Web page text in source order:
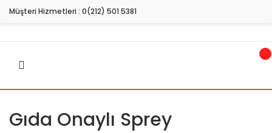
Müşteri Hizmetleri : 0(212) 501 5381
Gıda Onaylı Sprey